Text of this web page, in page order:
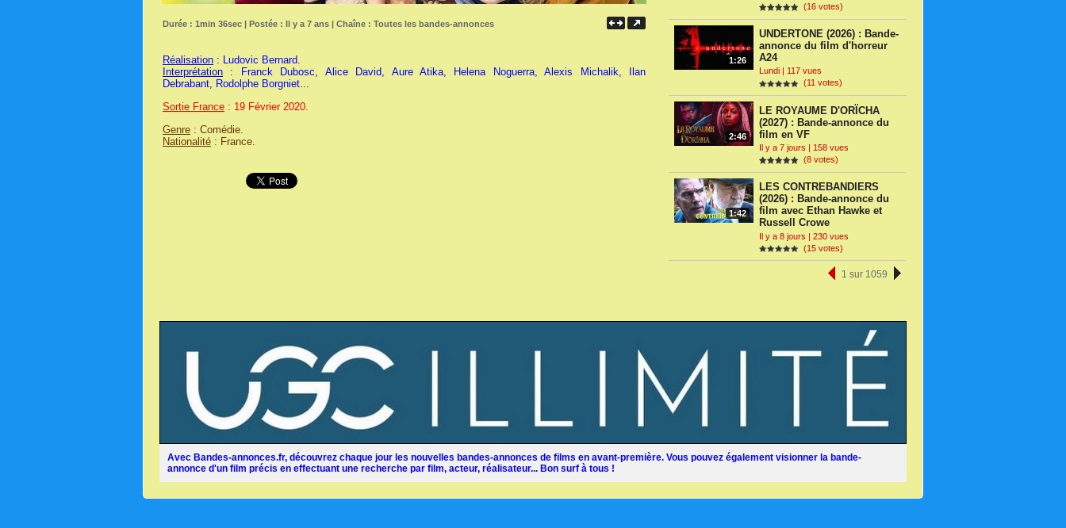
(16 votes)
1:26
UNDERTONE (2026) : Bande-
annonce du film d'horreur
A24
Lundi | 117 vues
(11 votes)
2:46
LE ROYAUME D'ORÏCHA
(2027) : Bande-annonce du
film en VF
Il y a 7 jours | 158 vues
(8 votes)
1:42
LES CONTREBANDIERS
(2026) : Bande-annonce du
film avec Ethan Hawke et
Russell Crowe
Il y a 8 jours | 230 vues
(15 votes)
1 sur 1059
Durée : 1min 36sec | Postée : Il y a 7 ans | Chaîne : Toutes les bandes-annonces
Réalisation : Ludovic Bernard.
Interprétation : Franck Dubosc, Alice David, Aure Atika, Helena Noguerra, Alexis Michalik, Ilan
Debrabant, Rodolphe Borgniet...
Sortie France : 19 Février 2020.
Genre : Comédie.
Nationalité : France.
Avec Bandes-annonces.fr, découvrez chaque jour les nouvelles bandes-annonces de films en avant-première. Vous pouvez également visionner la bande-
annonce d'un film précis en effectuant une recherche par film, acteur, réalisateur... Bon surf à tous !